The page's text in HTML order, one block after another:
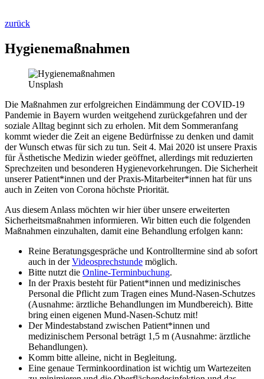
zurück
Hygienemaßnahmen
Unsplash
Die Maßnahmen zur erfolgreichen Eindämmung der COVID-19
Pandemie in Bayern wurden weitgehend zurückgefahren und der
soziale Alltag beginnt sich zu erholen. Mit dem Sommeranfang
kommt wieder die Zeit an eigene Bedürfnisse zu denken und damit
der Wunsch etwas für sich zu tun. Seit 4. Mai 2020 ist unsere Praxis
für Ästhetische Medizin wieder geöffnet, allerdings mit reduzierten
Sprechzeiten und besonderen Hygienevorkehrungen. Die Sicherheit
unserer Patient*innen und der Praxis-Mitarbeiter*innen hat für uns
auch in Zeiten von Corona höchste Priorität.
Aus diesem Anlass möchten wir hier über unsere erweiterten
Sicherheitsmaßnahmen informieren. Wir bitten euch die folgenden
Maßnahmen einzuhalten, damit eine Behandlung erfolgen kann:
Reine Beratungsgespräche und Kontrolltermine sind ab sofort
auch in derVideosprechstunde möglich.
Bitte nutzt die Online-Terminbuchung.
In der Praxis besteht für Patient*innen und medizinisches
Personal die Pflicht zum Tragen eines Mund-Nasen-Schutzes
(Ausnahme: ärztliche Behandlungen im Mundbereich). Bitte
bring einen eigenen Mund-Nasen-Schutz mit!
Der Mindestabstand zwischen Patient*innen und
medizinischem Personal beträgt 1,5 m (Ausnahme: ärztliche
Behandlungen).
Komm bitte alleine, nicht in Begleitung.
Eine genaue Terminkoordination ist wichtig um Wartezeiten